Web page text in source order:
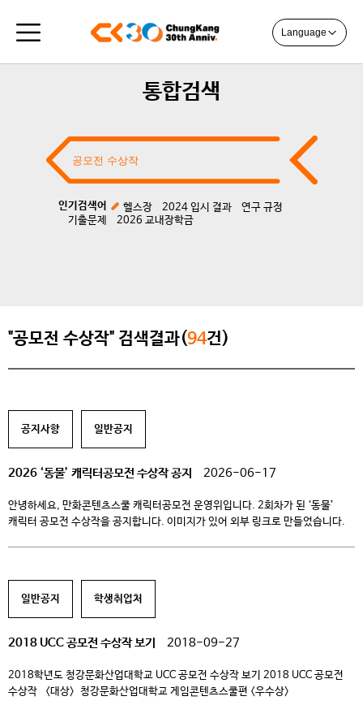
Language
통합검색
인기검색어 헬스장 2024 입시 결과
연구 규정
기출문제
2026 교내장학금
"공모전 수상작" 검색결과(94건)
공지사항 일반공지
2026 ‘동물’ 캐릭터공모전 수상작 공지 2026-06-17
안녕하세요, 만화콘텐츠스쿨 캐릭터공모전 운영위입니다. 2회차가 된 ‘동물’
캐릭터 공모전 수상작을 공지합니다. 이미지가 있어 외부 링크로 만들었습니다.
일반공지
학생취업처
2018 UCC 공모전 수상작 보기 2018-09-27
2018학년도 청강문화산업대학교 UCC 공모전 수상작 보기 2018 UCC 공모전
수상작 <대상> 청강문화산업대학교 게임콘텐츠스쿨편 <우수상>